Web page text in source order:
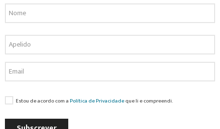
Estou de acordo com aPolítica de Privacidadeque li e compreendi.